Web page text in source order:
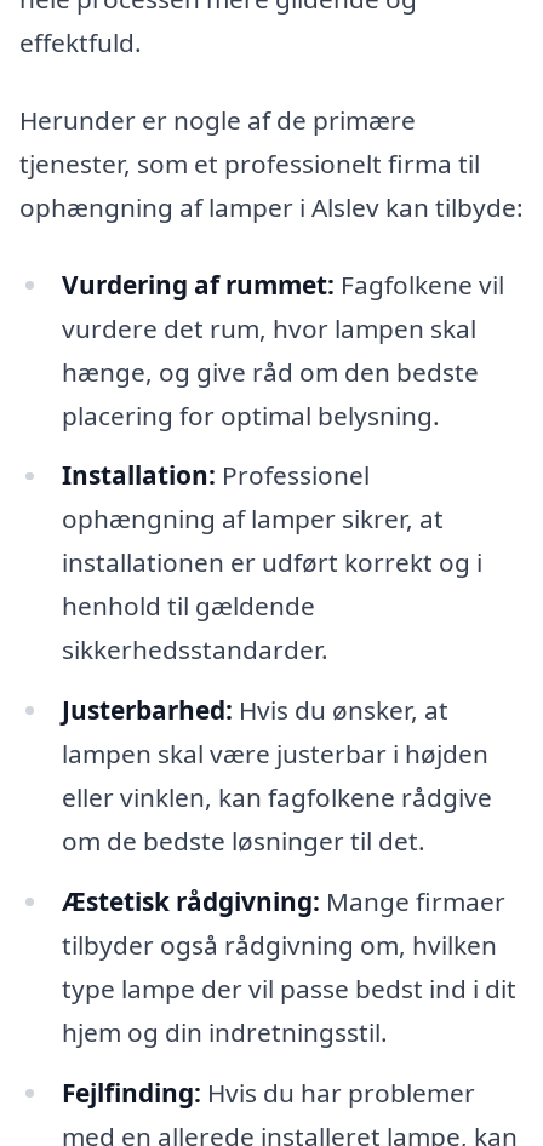
effektfuld.
Herunder er nogle af de primære
tjenester, som et professionelt firma til
ophængning af lamper i Alslev kan tilbyde:
Vurdering af rummet: Fagfolkene vil
vurdere det rum, hvor lampen skal
hænge, og give råd om den bedste
placering for optimal belysning.
Installation: Professionel
ophængning af lamper sikrer, at
installationen er udført korrekt og i
henhold til gældende
sikkerhedsstandarder.
Justerbarhed: Hvis du ønsker, at
lampen skal være justerbar i højden
eller vinklen, kan fagfolkene rådgive
om de bedste løsninger til det.
Æstetisk rådgivning: Mange firmaer
tilbyder også rådgivning om, hvilken
type lampe der vil passe bedst ind i dit
hjem og din indretningsstil.
Fejlfinding: Hvis du har problemer
med en allerede installeret lampe, kan